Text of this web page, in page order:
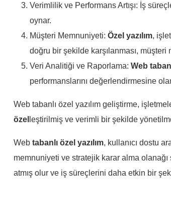
Verimlilik ve Performans Artışı: İş
oynar.
Müşteri Memnuniyeti: Özel yazılım,
doğru bir şekilde karşılanması, müşteri
Veri Analitiği ve Raporlama: Web
performanslarını değerlendirmesine
Web tabanlı özel yazılım geliştirme,
özel leştirilmiş ve verimli bir şekilde
Web tabanlı özel yazılım, kullanıcı dostu
memnuniyeti ve stratejik karar alma olanağı
atmış olur ve iş süreçlerini daha etkin bir